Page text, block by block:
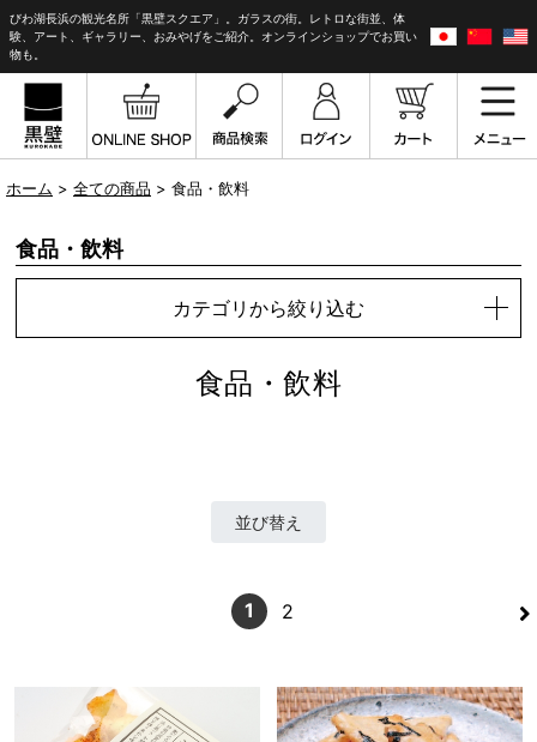
びわ湖長浜の観光名所「黒壁スクエア」。ガラスの街。レトロな街並、体
験、アート、ギャラリー、おみやげをご紹介。オンラインショップでお買い
物も。
ホーム > 全ての商品 > 食品・飲料
食品・飲料
カテゴリから絞り込む
食品・飲料
並び替え
>
1 2